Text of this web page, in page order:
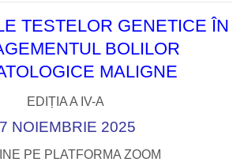
TESTELOR GENETICE ÎN
BOLILOR
MALIGNE
EDIȚIA A IV-A
7 NOIEMBRIE 2025
PE PLATFORMA ZOOM